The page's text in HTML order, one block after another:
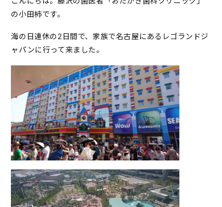
の小田柿です。
海の日連休の2日間で、家族で名古屋にあるレゴランドジ
ャパンに行って来ました。